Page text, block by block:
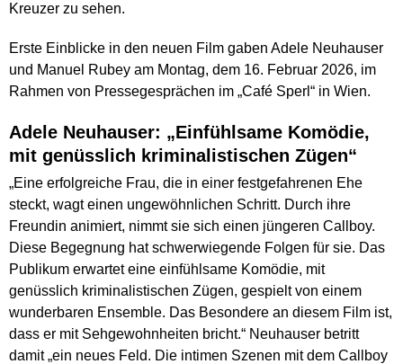
Kreuzer zu sehen.
Erste Einblicke in den neuen Film gaben Adele Neuhauser
und Manuel Rubey am Montag, dem 16. Februar 2026, im
Rahmen von Pressegesprächen im „Café Sperl“ in Wien.
Adele Neuhauser: „Einfühlsame Komödie,
mit genüsslich kriminalistischen Zügen“
„Eine erfolgreiche Frau, die in einer festgefahrenen Ehe
steckt, wagt einen ungewöhnlichen Schritt. Durch ihre
Freundin animiert, nimmt sie sich einen jüngeren Callboy.
Diese Begegnung hat schwerwiegende Folgen für sie. Das
Publikum erwartet eine einfühlsame Komödie, mit
genüsslich kriminalistischen Zügen, gespielt von einem
wunderbaren Ensemble. Das Besondere an diesem Film ist,
dass er mit Sehgewohnheiten bricht.“ Neuhauser betritt
damit „ein neues Feld. Die intimen Szenen mit dem Callboy